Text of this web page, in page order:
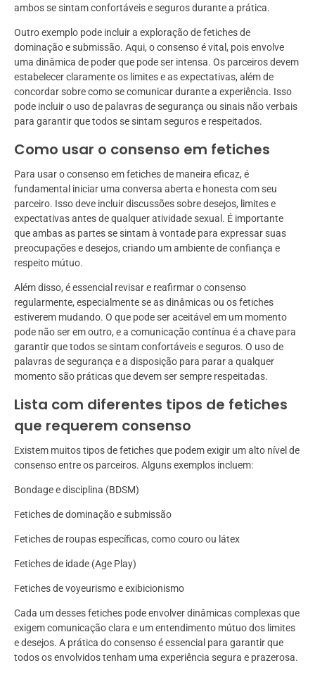
ambos se sintam confortáveis e seguros durante a prática.
Outro exemplo pode incluir a exploração de fetiches de
dominação e submissão. Aqui, o consenso é vital, pois envolve
uma dinâmica de poder que pode ser intensa. Os parceiros devem
estabelecer claramente os limites e as expectativas, além de
concordar sobre como se comunicar durante a experiência. Isso
pode incluir o uso de palavras de segurança ou sinais não verbais
para garantir que todos se sintam seguros e respeitados.
Como usar o consenso em fetiches
Para usar o consenso em fetiches de maneira eficaz, é
fundamental iniciar uma conversa aberta e honesta com seu
parceiro. Isso deve incluir discussões sobre desejos, limites e
expectativas antes de qualquer atividade sexual. É importante
que ambas as partes se sintam à vontade para expressar suas
preocupações e desejos, criando um ambiente de confiança e
respeito mútuo.
Além disso, é essencial revisar e reafirmar o consenso
regularmente, especialmente se as dinâmicas ou os fetiches
estiverem mudando. O que pode ser aceitável em um momento
pode não ser em outro, e a comunicação contínua é a chave para
garantir que todos se sintam confortáveis e seguros. O uso de
palavras de segurança e a disposição para parar a qualquer
momento são práticas que devem ser sempre respeitadas.
Lista com diferentes tipos de fetiches
que requerem consenso
Existem muitos tipos de fetiches que podem exigir um alto nível de
consenso entre os parceiros. Alguns exemplos incluem:
Bondage e disciplina (BDSM)
Fetiches de dominação e submissão
Fetiches de roupas específicas, como couro ou látex
Fetiches de idade (Age Play)
Fetiches de voyeurismo e exibicionismo
Cada um desses fetiches pode envolver dinâmicas complexas que
exigem comunicação clara e um entendimento mútuo dos limites
e desejos. A prática do consenso é essencial para garantir que
todos os envolvidos tenham uma experiência segura e prazerosa.